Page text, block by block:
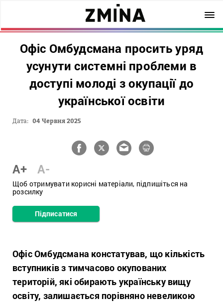
Офіс Омбудсмана просить уряд
усунути системні проблеми в
доступі молоді з окупації до
української освіти
Дата: 04 Червня 2025
A+ A-
Щоб отримувати корисні матеріали, підпишіться на
розсилку
Підписатися
Офіс Омбудсмана констатував, що кількість
вступників з тимчасово окупованих
територій, які обирають українську вищу
освіту, залишається порівняно невеликою